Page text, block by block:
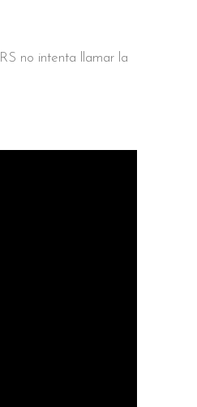
no intenta llamar la